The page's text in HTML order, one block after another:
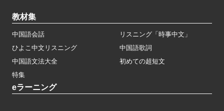
教材集
中国語会話
リスニング「時事中文」
ひよこ中文リスニング
中国語歌詞
中国語文法大全
初めての超短文
特集
eラーニング